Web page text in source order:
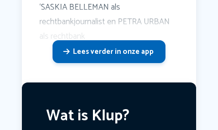
‘SASKIA BELLEMAN als
rechtbankjournalist en PETRA URBAN
als rechtbank
Lees verder in onze app
Wat is Klup?